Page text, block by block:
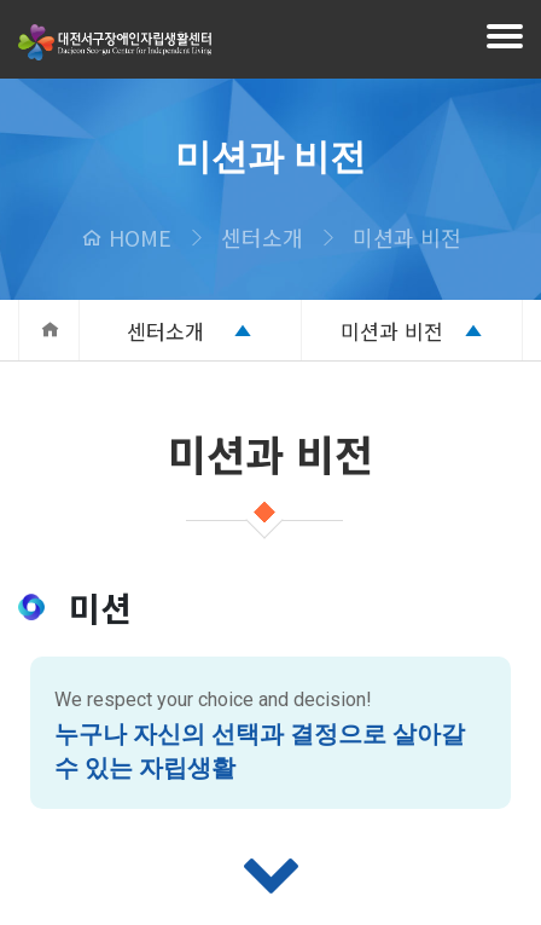
미션과 비전
HOME 센터소개 미션과 비전
센터소개 미션과 비전
미션과 비전
미션
We respect your choice and decision!
누구나 자신의 선택과 결정으로 살아갈
수 있는 자립생활